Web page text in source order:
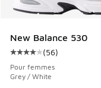
New Balance 530
Cote moyenne du
(56)
Pour femmes
Grey / White